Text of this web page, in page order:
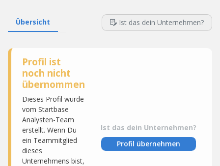
Übersicht Ist das dein Unternehmen?
Profil ist
noch nicht
übernommen
Dieses Profil wurde
vom Startbase
Analysten-Team
erstellt. Wenn Du
ein Teammitglied
dieses
Unternehmens bist,
Ist das dein Unternehmen?
Profil übernehmen